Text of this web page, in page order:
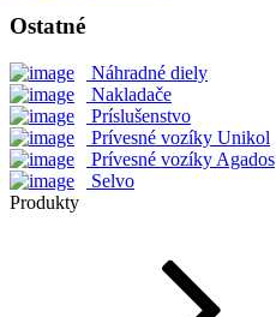
Ostatné
Náhradné diely
Nakladače
Príslušenstvo
Prívesné vozíky Unikol
Prívesné vozíky Agados
Selvo
Produkty